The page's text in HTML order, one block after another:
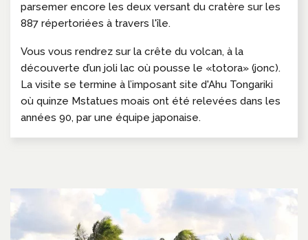
parsemer encore les deux versant du cratère sur les
887 répertoriées à travers l'île.
Vous vous rendrez sur la crête du volcan, à la
découverte d’un joli lac où pousse le «totora» (jonc).
La visite se termine à l’imposant site d'Ahu Tongariki
où quinze Mstatues moais ont été relevées dans les
années 90, par une équipe japonaise.